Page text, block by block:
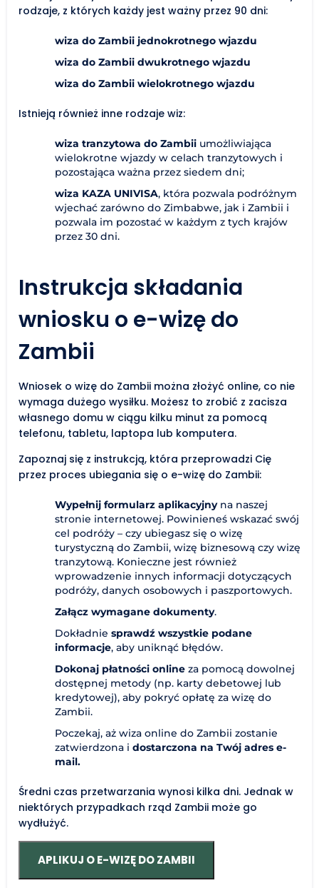
rodzaje, z których każdy jest ważny przez 90 dni:
wiza do Zambii jednokrotnego wjazdu
wiza do Zambii dwukrotnego wjazdu
wiza do Zambii wielokrotnego wjazdu
Istnieją również inne rodzaje wiz:
wiza tranzytowa do Zambii umożliwiająca
wielokrotne wjazdy w celach tranzytowych i
pozostająca ważna przez siedem dni;
wiza KAZA UNIVISA, która pozwala podróżnym
wjechać zarówno do Zimbabwe, jak i Zambii i
pozwala im pozostać w każdym z tych krajów
przez 30 dni.
Instrukcja składania
wniosku o e-wizę do
Zambii
Wniosek o wizę do Zambii można złożyć online, co nie
wymaga dużego wysiłku. Możesz to zrobić z zacisza
własnego domu w ciągu kilku minut za pomocą
telefonu, tabletu, laptopa lub komputera.
Zapoznaj się z instrukcją, która przeprowadzi Cię
przez proces ubiegania się o e-wizę do Zambii:
Wypełnij formularz aplikacyjnyna naszej
stronie internetowej. Powinieneś wskazać swój
cel podróży – czy ubiegasz się o wizę
turystyczną do Zambii, wizę biznesową czy wizę
tranzytową. Konieczne jest również
wprowadzenie innych informacji dotyczących
podróży, danych osobowych i paszportowych.
Załącz wymagane dokumenty.
Dokładnie sprawdź wszystkie podane
informacje, aby uniknąć błędów.
Dokonaj płatności online za pomocą dowolnej
dostępnej metody (np. karty debetowej lub
kredytowej), aby pokryć opłatę za wizę do
Zambii.
Poczekaj, aż wiza online do Zambii zostanie
zatwierdzona i dostarczona na Twój adres e-
mail.
Średni czas przetwarzania wynosi kilka dni. Jednak w
niektórych przypadkach rząd Zambii może go
wydłużyć.
APLIKUJ O E-WIZĘ DO ZAMBII